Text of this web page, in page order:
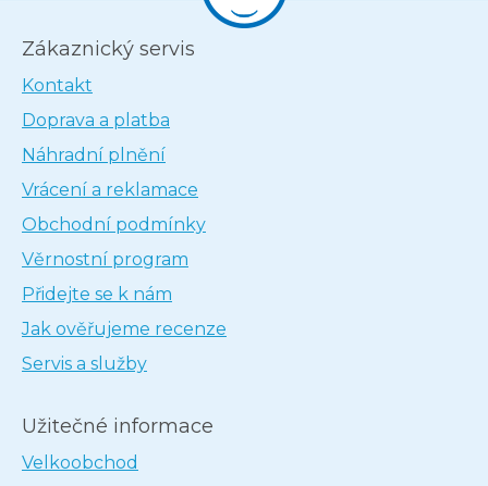
Zákaznický servis
Kontakt
Doprava a platba
Náhradní plnění
Vrácení a reklamace
Obchodní podmínky
Věrnostní program
Přidejte se k nám
Jak ověřujeme recenze
Servis a služby
Užitečné informace
Velkoobchod